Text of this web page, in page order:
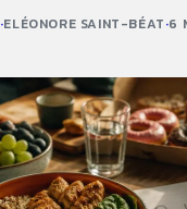
·ELÉONORE SAINT-BÉAT·6